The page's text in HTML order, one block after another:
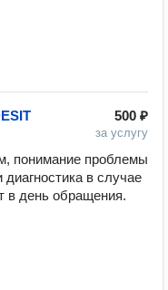
500 ₽
за услугу
понимание проблемы
в случае
в день обращения.